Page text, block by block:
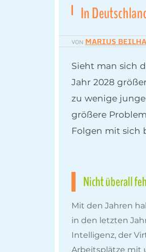
In
VON MARIUS
Sieht man sich
Jahr 2028
zu wenige
größere
Folgen mit sich
Nicht überall
Mit den Jahren
in den letzten
Intelligenz, der
Arbeitsplätze mit